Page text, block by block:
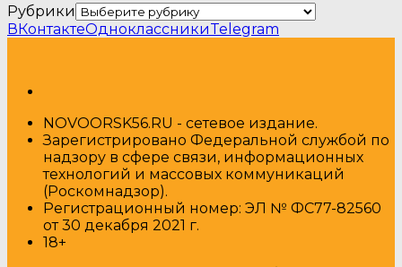
Рубрики
ВКонтактеОдноклассникиTelegram
NOVOORSK56.RU - сетевое издание.
Зарегистрировано Федеральной службой по
надзору в сфере связи, информационных
технологий и массовых коммуникаций
(Роскомнадзор).
Регистрационный номер: ЭЛ № ФС77-82560
от 30 декабря 2021 г.
18+